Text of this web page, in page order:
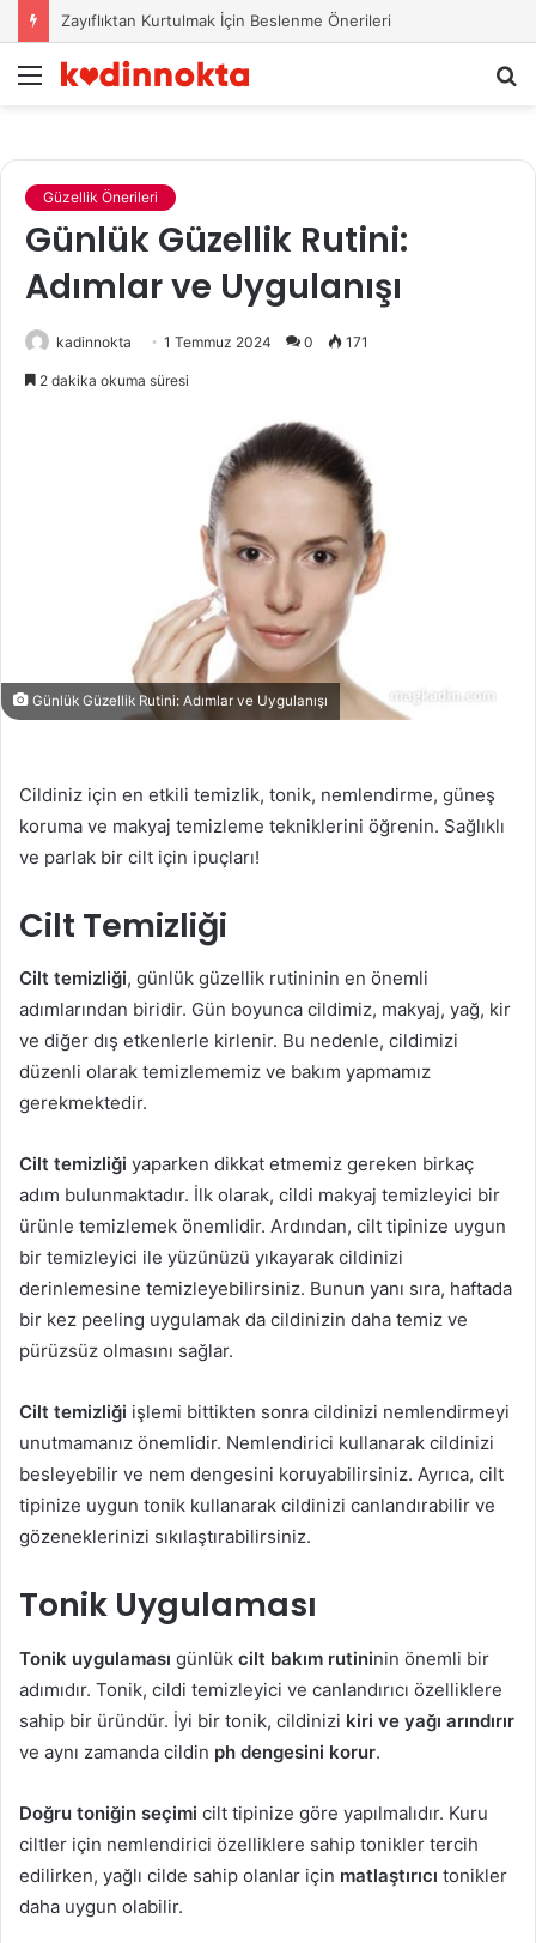
Zayıflıktan Kurtulmak İçin Beslenme Önerileri
Menü
Güzellik Önerileri
Günlük Güzellik Rutini:
Adımlar ve Uygulanışı
kadinnokta 1 Temmuz 2024 0 171
2 dakika okuma süresi
Günlük Güzellik Rutini: Adımlar ve Uygulanışı
Cildiniz için en etkili temizlik, tonik, nemlendirme, güneş
koruma ve makyaj temizleme tekniklerini öğrenin. Sağlıklı
ve parlak bir cilt için ipuçları!
Cilt Temizliği
Cilt temizliği, günlük güzellik rutininin en önemli
adımlarından biridir. Gün boyunca cildimiz, makyaj, yağ, kir
ve diğer dış etkenlerle kirlenir. Bu nedenle, cildimizi
düzenli olarak temizlememiz ve bakım yapmamız
gerekmektedir.
Cilt temizliği yaparken dikkat etmemiz gereken birkaç
adım bulunmaktadır. İlk olarak, cildi makyaj temizleyici bir
ürünle temizlemek önemlidir. Ardından, cilt tipinize uygun
bir temizleyici ile yüzünüzü yıkayarak cildinizi
derinlemesine temizleyebilirsiniz. Bunun yanı sıra, haftada
bir kez peeling uygulamak da cildinizin daha temiz ve
pürüzsüz olmasını sağlar.
Cilt temizliği işlemi bittikten sonra cildinizi nemlendirmeyi
unutmamanız önemlidir. Nemlendirici kullanarak cildinizi
besleyebilir ve nem dengesini koruyabilirsiniz. Ayrıca, cilt
tipinize uygun tonik kullanarak cildinizi canlandırabilir ve
gözeneklerinizi sıkılaştırabilirsiniz.
Tonik Uygulaması
Tonik uygulaması günlük cilt bakım rutininin önemli bir
adımıdır. Tonik, cildi temizleyici ve canlandırıcı özelliklere
sahip bir üründür. İyi bir tonik, cildinizi kiri ve yağı arındırır
ve aynı zamanda cildin ph dengesini korur.
Doğru toniğin seçimi cilt tipinize göre yapılmalıdır. Kuru
ciltler için nemlendirici özelliklere sahip tonikler tercih
edilirken, yağlı cilde sahip olanlar için matlaştırıcı tonikler
daha uygun olabilir.